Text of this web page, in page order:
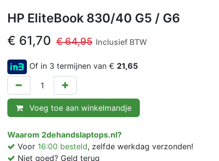
HP EliteBook 830/40 G5 / G6
€ 61,70 €64,95 Inclusief BTW
Of in 3 termijnen van € 21,65
Voeg toe aan winkelmandje
Waarom 2dehandslaptops.nl?
Voor 16:00 besteld, zelfde werkdag verzonden!
Niet goed? Geld terug